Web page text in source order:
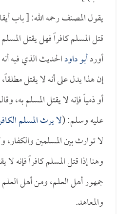
يقول المصنف رحمه الله: [ باب
قتل المسلم كافراً فهل يقتل
أوردأبو داودالحديث الذي فيه
إن هذا يدل على أنه لا يقتل
أو ذمياً فإنه لا يقتل المسلم به،
عليه وسلم: (لا يرث المسلم
لا توارث بين المسلمين والكفار،
وهنا إذا قتل المسلم كافراً فإنه
جمهور أهل العلم، ومن أهل
والمعاهد.